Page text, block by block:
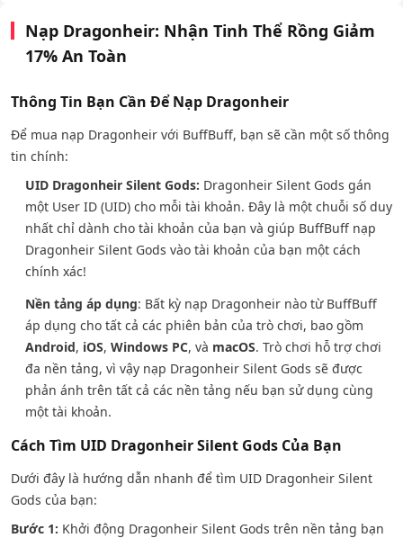
Nạp Dragonheir: Nhận Tinh Thể Rồng Giảm
17% An Toàn
Thông Tin Bạn Cần Để Nạp Dragonheir
Để mua nạp Dragonheir với BuffBuff, bạn sẽ cần một số thông
tin chính:
UID Dragonheir Silent Gods: Dragonheir Silent Gods gán
một User ID (UID) cho mỗi tài khoản. Đây là một chuỗi số duy
nhất chỉ dành cho tài khoản của bạn và giúp BuffBuff nạp
Dragonheir Silent Gods vào tài khoản của bạn một cách
chính xác!
Nền tảng áp dụng: Bất kỳ nạp Dragonheir nào từ BuffBuff
áp dụng cho tất cả các phiên bản của trò chơi, bao gồm
Android, iOS, Windows PC, và macOS. Trò chơi hỗ trợ chơi
đa nền tảng, vì vậy nạp Dragonheir Silent Gods sẽ được
phản ánh trên tất cả các nền tảng nếu bạn sử dụng cùng
một tài khoản.
Cách Tìm UID Dragonheir Silent Gods Của Bạn
Dưới đây là hướng dẫn nhanh để tìm UID Dragonheir Silent
Gods của bạn:
Bước 1: Khởi động Dragonheir Silent Gods trên nền tảng bạn